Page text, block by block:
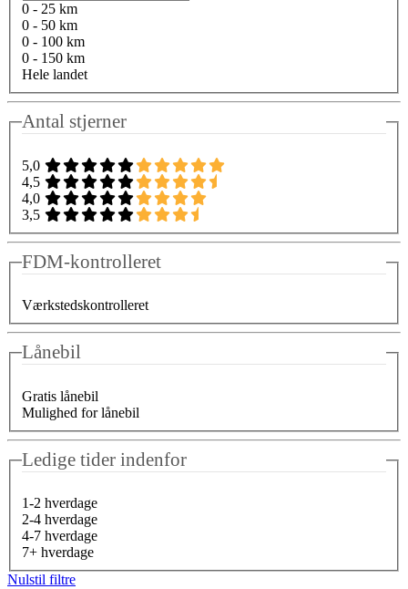
0 - 25 km
0 - 50 km
0 - 100 km
0 - 150 km
Hele landet
Antal stjerner
5,0
4,5
4,0
3,5
FDM-kontrolleret
Værkstedskontrolleret
Lånebil
Gratis lånebil
Mulighed for lånebil
Ledige tider indenfor
1-2 hverdage
2-4 hverdage
4-7 hverdage
7+ hverdage
Nulstil filtre